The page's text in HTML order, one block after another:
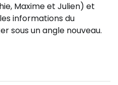
Maxime et Julien) et
informations du
sous un angle nouveau.